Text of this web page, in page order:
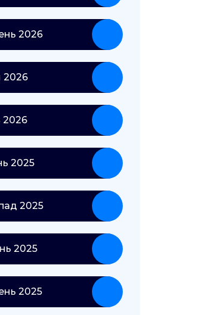
2026
2026
2025
2025
2025
2025